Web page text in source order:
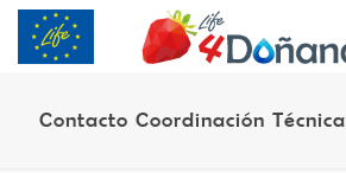
Contacto Coordinación Técnica